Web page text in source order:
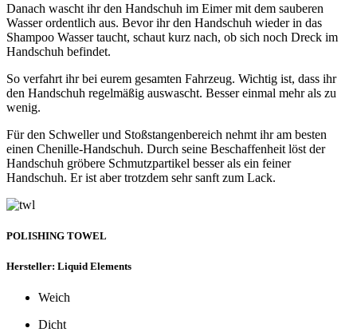
Danach wascht ihr den Handschuh im Eimer mit dem sauberen
Wasser ordentlich aus. Bevor ihr den Handschuh wieder in das
Shampoo Wasser taucht, schaut kurz nach, ob sich noch Dreck im
Handschuh befindet.
So verfahrt ihr bei eurem gesamten Fahrzeug. Wichtig ist, dass ihr
den Handschuh regelmäßig auswascht. Besser einmal mehr als zu
wenig.
Für den Schweller und Stoßstangenbereich nehmt ihr am besten
einen Chenille-Handschuh. Durch seine Beschaffenheit löst der
Handschuh gröbere Schmutzpartikel besser als ein feiner
Handschuh. Er ist aber trotzdem sehr sanft zum Lack.
POLISHING TOWEL
Hersteller: Liquid Elements
Weich
Dicht